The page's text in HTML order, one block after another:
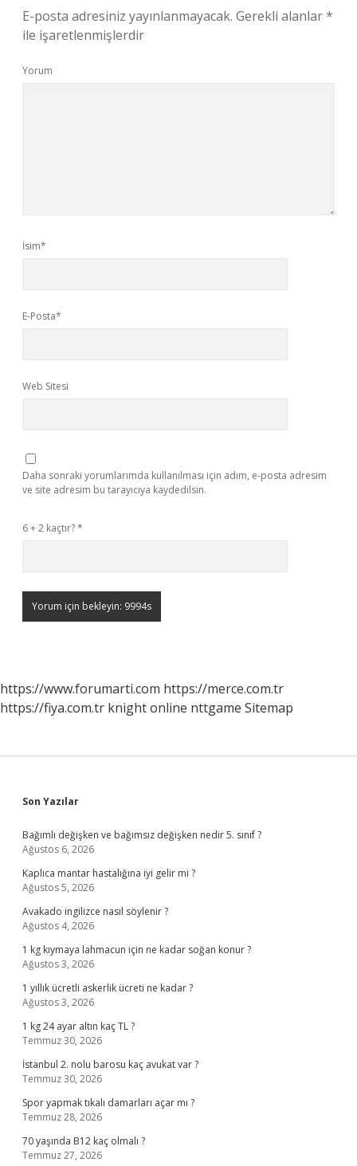
E-posta adresiniz yayınlanmayacak. Gerekli alanlar*
ile işaretlenmişlerdir
Yorum
İsim*
E-Posta*
Web Sitesi
Daha sonraki yorumlarımda kullanılması için adım, e-posta adresim
ve site adresim bu tarayıcıya kaydedilsin.
6 + 2 kaçtır?*
https://www.forumarti.com https://merce.com.tr
https://fiya.com.tr knight online nttgame Sitemap
Sidebar
Son Yazılar
Bağımlı değişken ve bağımsız değişken nedir 5. sınıf ?
Ağustos 6, 2026
Kaplıca mantar hastalığına iyi gelir mi ?
Ağustos 5, 2026
Avakado ingilizce nasıl söylenir ?
Ağustos 4, 2026
1 kg kıymaya lahmacun için ne kadar soğan konur ?
Ağustos 3, 2026
1 yıllık ücretli askerlik ücreti ne kadar ?
Ağustos 3, 2026
1 kg 24 ayar altın kaç TL ?
Temmuz 30, 2026
İstanbul 2. nolu barosu kaç avukat var ?
Temmuz 30, 2026
Spor yapmak tıkalı damarları açar mı ?
Temmuz 28, 2026
70 yaşında B12 kaç olmalı ?
Temmuz 27, 2026